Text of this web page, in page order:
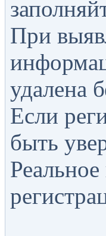
При
удалена
Если
быть